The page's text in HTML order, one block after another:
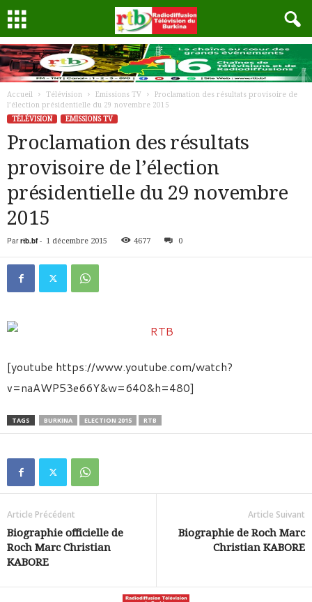
Accueil Télévision Emissions TV
Proclamation des résultats provisoire de
l’élection présidentielle du 29 novembre 2015
TÉLÉVISION
EMISSIONS TV
Proclamation des résultats
provisoire de l’élection
présidentielle du 29 novembre
2015
Par rtb.bf- 1 décembre 2015 4677 0
[youtube https://www.youtube.com/watch?
v=naAWP53e66Y&w=640&h=480]
TAGS BURKINA ELECTION 2015 RTB
Article Précédent
Biographie officielle de
Roch Marc Christian
KABORE
Article Suivant
Biographie de Roch Marc
Christian KABORE